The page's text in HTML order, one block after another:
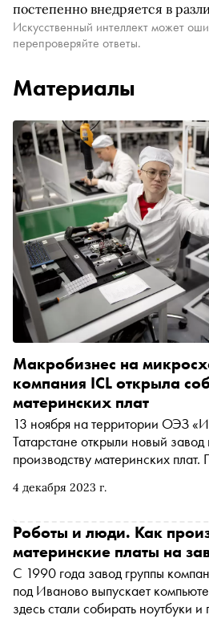
постепенно внедряется в
Искусственный интеллект может
перепроверяйте ответы.
Материалы
4 декабря 2023 г.
Макробизнес на
компания ICL открыла
материнских плат
13 ноября на территории ОЭЗ
Татарстане открыли новый
производству материнских плат.
техники своих брендов в России.
запускать свое производство,
аналоги в Китае
Роботы и люди. Как
материнские платы на
С 1990 года завод группы
под Иваново выпускает
здесь стали собирать ноутбуки